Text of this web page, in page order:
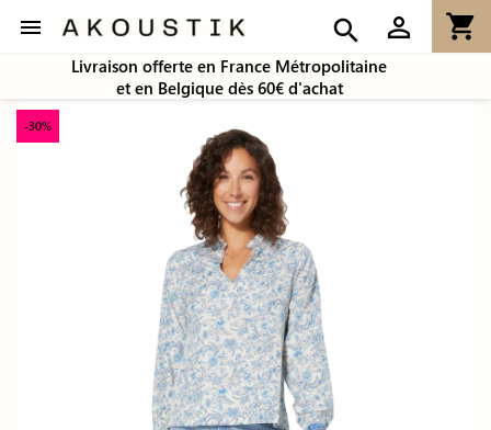
 shopping_cart
person_outline
search
Livraison offerte en France Métropolitaine
et en Belgique dès 60€ d'achat
-30%